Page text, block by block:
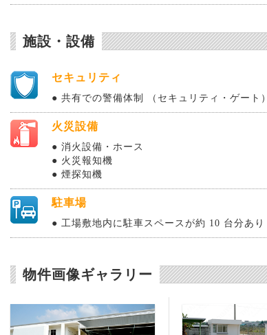
施設・設備
セキュリティ
● 共有での警備体制 （セキュリティ・ゲート）
火災設備
● 消火設備・ホース
● 火災報知機
● 煙探知機
駐車場
● 工場敷地内に駐車スペースが約 10 台分あり
物件画像ギャラリー